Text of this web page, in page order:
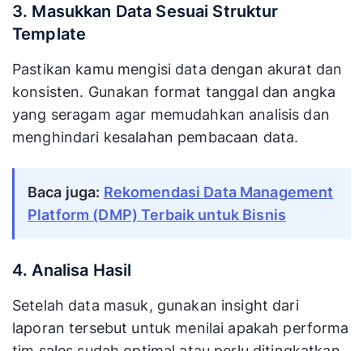
3. Masukkan Data Sesuai Struktur
Template
Pastikan kamu mengisi data dengan akurat dan
konsisten. Gunakan format tanggal dan angka
yang seragam agar memudahkan analisis dan
menghindari kesalahan pembacaan data.
Baca juga: Rekomendasi Data Management
Platform (DMP) Terbaik untuk Bisnis
4. Analisa Hasil
Setelah data masuk, gunakan insight dari
laporan tersebut untuk menilai apakah performa